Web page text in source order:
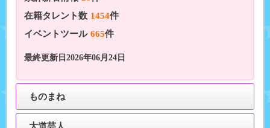
在籍タレント数 1454件
イベントツール 665件
最終更新日2026年06月24日
ものまね
大道芸人